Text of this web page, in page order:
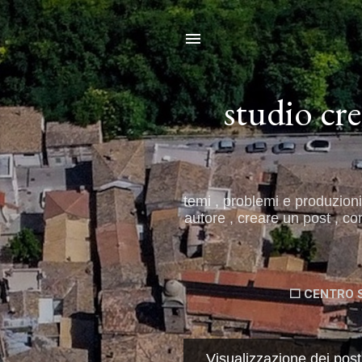
studio
temi , problemi e
autore , creare un post ,
⬜ CENTRO
Visualizzazione dei